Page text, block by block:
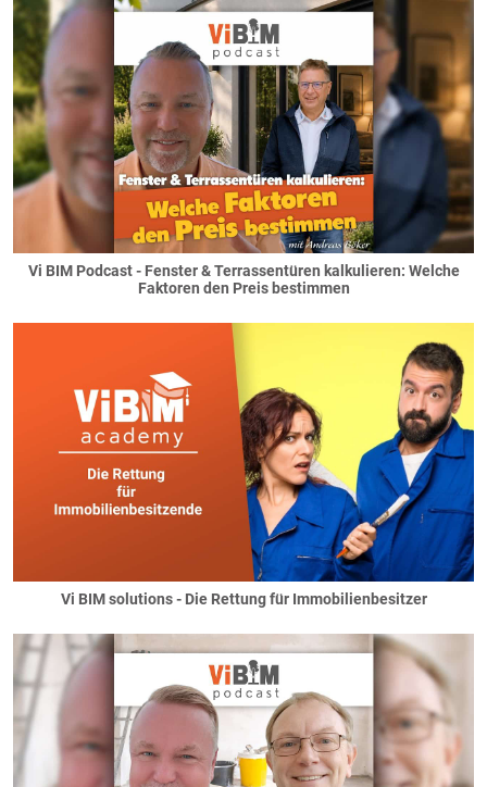
Vi BIM Podcast - Fenster & Terrassentüren kalkulieren: Welche
Faktoren den Preis bestimmen
Vi BIM solutions - Die Rettung für Immobilienbesitzer